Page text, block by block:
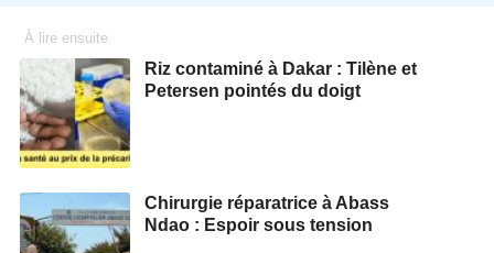
À lire ensuite
Riz contaminé à Dakar : Tilène et
Petersen pointés du doigt
Chirurgie réparatrice à Abass
Ndao : Espoir sous tension